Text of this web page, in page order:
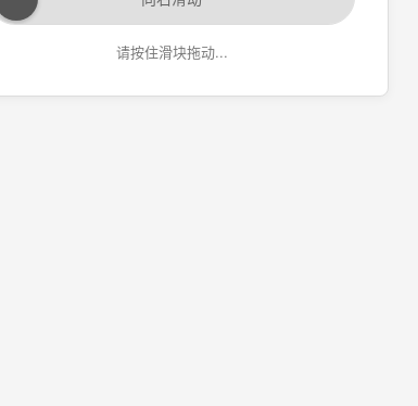
请按住滑块拖动...